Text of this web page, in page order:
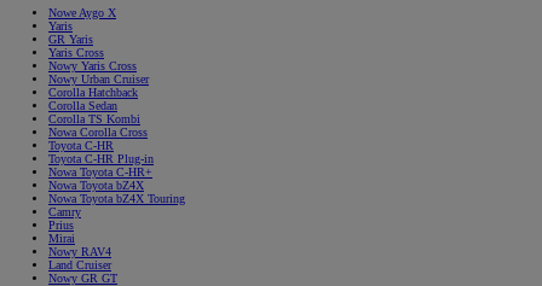
Nowe Aygo X
Yaris
GR Yaris
Yaris Cross
Nowy Yaris Cross
Nowy Urban Cruiser
Corolla Hatchback
Corolla Sedan
Corolla TS Kombi
Nowa Corolla Cross
Toyota C-HR
Toyota C-HR Plug-in
Nowa Toyota C-HR+
Nowa Toyota bZ4X
Nowa Toyota bZ4X Touring
Camry
Prius
Mirai
Nowy RAV4
Land Cruiser
Nowy GR GT